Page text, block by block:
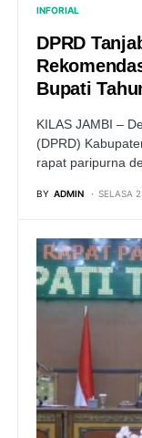
INFORIAL
DPRD
Bupati
KILAS JAMBI –
(DPRD)
rapat paripurna
BY ADMIN SELASA